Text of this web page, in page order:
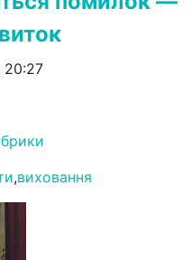
20:27
,виховання